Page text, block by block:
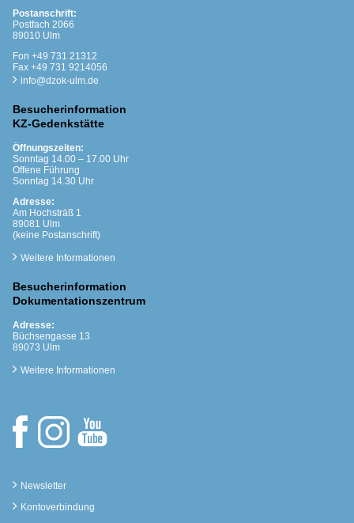
Postanschrift:
Postfach 2066
89010 Ulm
Fon +49 731 21312
Fax +49 731 9214056
info@dzok-ulm.de
Besucherinformation
KZ-Gedenkstätte
Öffnungszeiten:
Sonntag 14.00 – 17.00 Uhr
Offene Führung
Sonntag 14.30 Uhr
Adresse:
Am Hochsträß 1
89081 Ulm
(keine Postanschrift)
Weitere Informationen
Besucherinformation
Dokumentationszentrum
Adresse:
Büchsengasse 13
89073 Ulm
Weitere Informationen
Newsletter
Kontoverbindung